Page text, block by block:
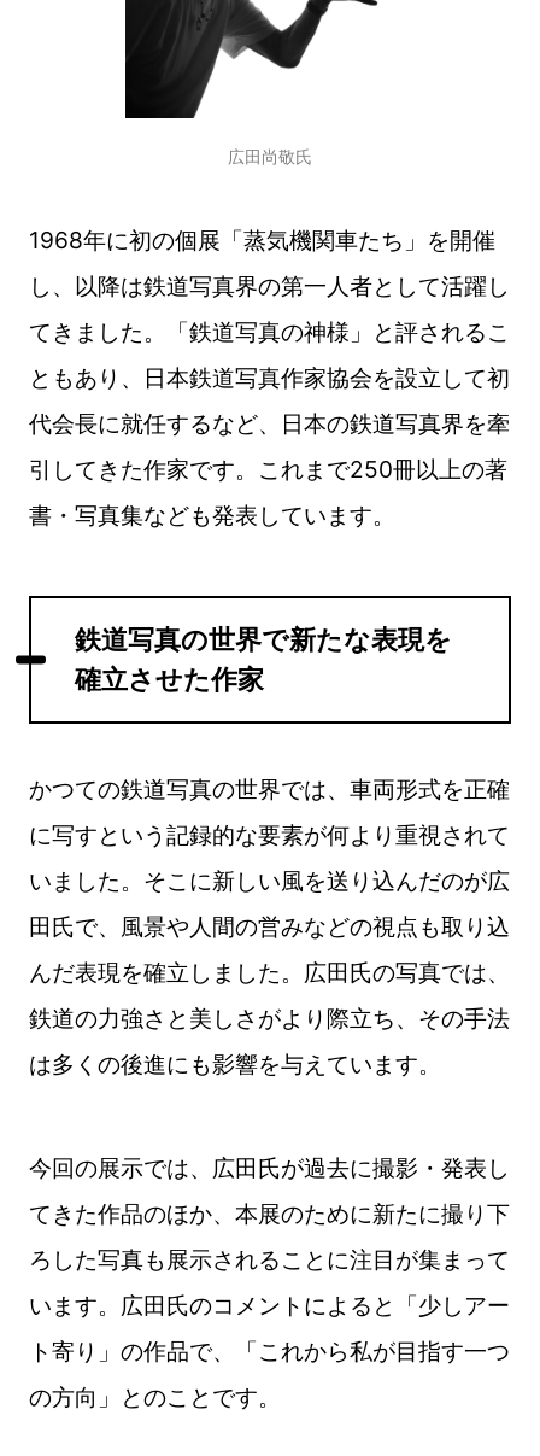
広田尚敬氏
1968年に初の個展「蒸気機関車たち」を開催
し、以降は鉄道写真界の第一人者として活躍し
てきました。「鉄道写真の神様」と評されるこ
ともあり、日本鉄道写真作家協会を設立して初
代会長に就任するなど、日本の鉄道写真界を牽
引してきた作家です。これまで250冊以上の著
書・写真集なども発表しています。
鉄道写真の世界で新たな表現を
確立させた作家
かつての鉄道写真の世界では、車両形式を正確
に写すという記録的な要素が何より重視されて
いました。そこに新しい風を送り込んだのが広
田氏で、風景や人間の営みなどの視点も取り込
んだ表現を確立しました。広田氏の写真では、
鉄道の力強さと美しさがより際立ち、その手法
は多くの後進にも影響を与えています。
今回の展示では、広田氏が過去に撮影・発表し
てきた作品のほか、本展のために新たに撮り下
ろした写真も展示されることに注目が集まって
います。広田氏のコメントによると「少しアー
ト寄り」の作品で、「これから私が目指す一つ
の方向」とのことです。